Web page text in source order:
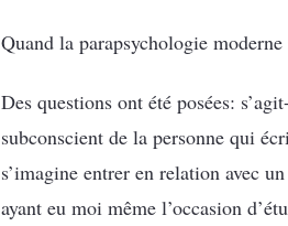
Quand la parapsychologie
Des questions ont été posées:
subconscient de la personne qui
s’imagine entrer en relation avec
ayant eu moi même l’occasion